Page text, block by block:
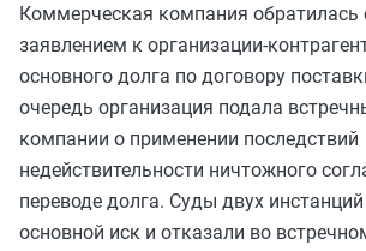
Коммерческая компания обратилась
заявлением к организации-
основного долга по договору
очередь организация подала
компании о применении последствий
недействительности ничтожного
переводе долга. Суды двух
основной иск и отказали во